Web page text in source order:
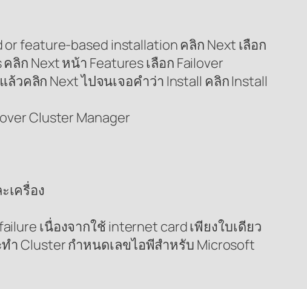
or feature-based installation คลิก Next เลือก
ลิก Next หน้า Features เลือก Failover
คลิก Next ไปจนเจอคำว่า Install คลิก Install
Cluster Manager
เครื่อง
เนื่องจากใช้ internet card เพียงใบเดียว
ำ Cluster กำหนดเลขไอพีสำหรับ Microsoft